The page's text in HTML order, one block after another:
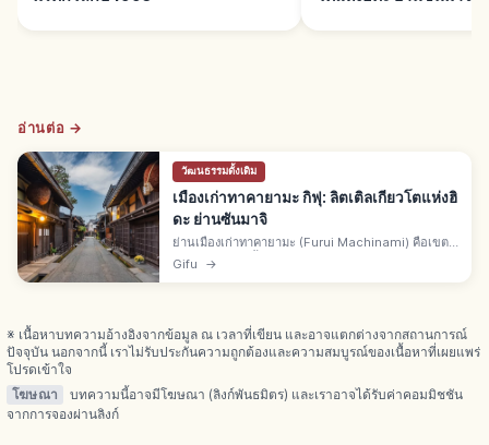
อ่านต่อ →
วัฒนธรรมดั้งเดิม
เมืองเก่าทาคายามะ กิฟุ: ลิตเติลเกียวโตแห่งฮิ
ดะ ย่านซันมาจิ
ย่านเมืองเก่าทาคายามะ (Furui Machinami) คือเขต
ซันมาจิอนุรักษ์ดั้งเดิมแห่งชาติ จ.กิฟุ ฉายา ลิตเติลเกียว
Gifu →
※ เนื้อหาบทความอ้างอิงจากข้อมูล ณ เวลาที่เขียน และอาจแตกต่างจากสถานการณ์
ปัจจุบัน นอกจากนี้ เราไม่รับประกันความถูกต้องและความสมบูรณ์ของเนื้อหาที่เผยแพร่
โปรดเข้าใจ
โฆษณา
บทความนี้อาจมีโฆษณา (ลิงก์พันธมิตร) และเราอาจได้รับค่าคอมมิชชัน
จากการจองผ่านลิงก์